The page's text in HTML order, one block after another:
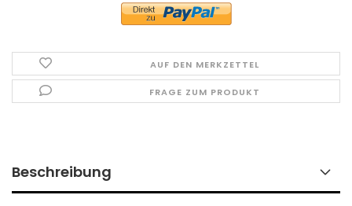
AUF DEN MERKZETTEL
FRAGE ZUM PRODUKT
Beschreibung